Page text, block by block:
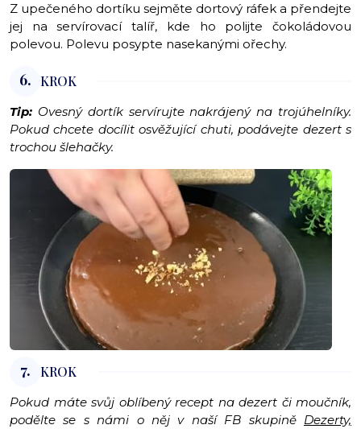
Z upečeného dortíku sejměte dortový ráfek a přendejte
jej na servírovací talíř, kde ho polijte čokoládovou
polevou. Polevu posypte nasekanými ořechy.
6. KROK
Tip: Ovesný dortík servírujte nakrájený na trojúhelníky.
Pokud chcete docílit osvěžující chuti, podávejte dezert s
trochou šlehačky.
7. KROK
Pokud máte svůj oblíbený recept na dezert či moučník,
podělte se s námi o něj v naší FB skupině Dezerty,